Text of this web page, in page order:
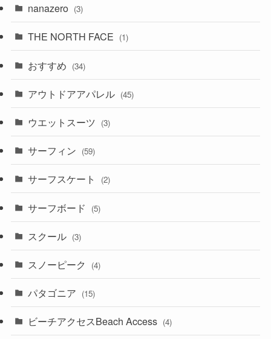
nanazero (3)
THE NORTH FACE (1)
おすすめ (34)
アウトドアアパレル (45)
ウエットスーツ (3)
サーフィン (59)
サーフスケート (2)
サーフボード (5)
スクール (3)
スノーピーク (4)
パタゴニア (15)
ビーチアクセスBeach Access (4)